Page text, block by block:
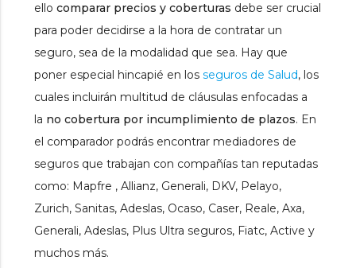
ellocomparar precios y coberturas debe ser crucial
para poder decidirse a la hora de contratar un
seguro, sea de la modalidad que sea. Hay que
poner especial hincapié en losseguros de Salud, los
cuales incluirán multitud de cláusulas enfocadas a
la no cobertura por incumplimiento de plazos. En
el comparador podrás encontrar mediadores de
seguros que trabajan con compañías tan reputadas
como: Mapfre , Allianz, Generali, DKV, Pelayo,
Zurich, Sanitas, Adeslas, Ocaso, Caser, Reale, Axa,
Generali, Adeslas, Plus Ultra seguros, Fiatc, Active y
muchos más.